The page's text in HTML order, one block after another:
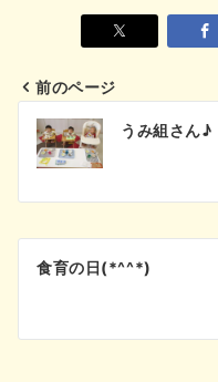
投
稿
ビ
前のページ
うみ組さん♪
食育の日(*^^*)